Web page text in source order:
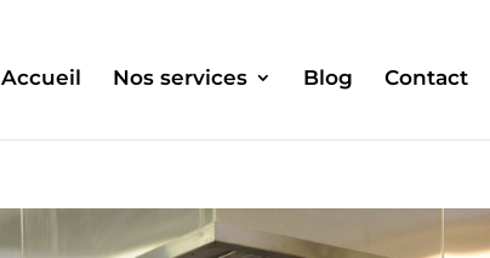
Accueil Nos services Blog Contact